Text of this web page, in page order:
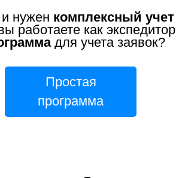
нужен комплексный учет
работаете как экспедитор
для учета заявок?
Простая
программа